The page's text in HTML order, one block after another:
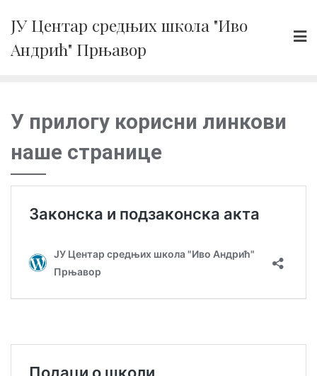
content
ЈУ Центар средњих школа "Иво
Андрић" Прњавор
У прилогу корисни линкови
наше странице